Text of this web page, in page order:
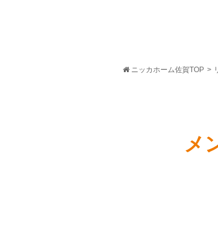
ニッカホーム佐賀TOP >
メ